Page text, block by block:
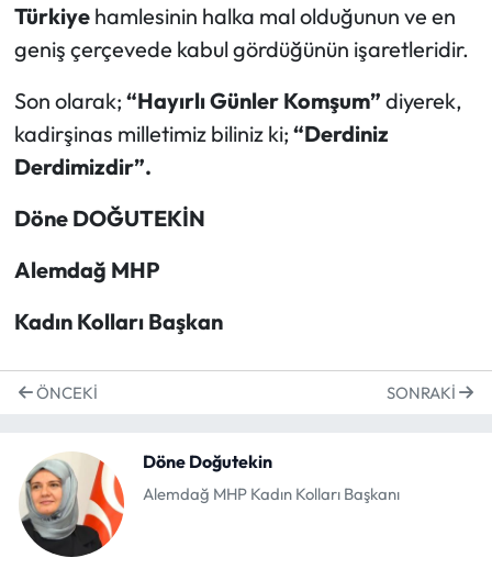
Türkiyehamlesinin halka mal olduğunun ve en
geniş çerçevede kabul gördüğünün işaretleridir.
Son olarak; “Hayırlı Günler Komşum” diyerek,
kadirşinas milletimiz biliniz ki; “Derdiniz
Derdimizdir”.
Döne DOĞUTEKİN
Alemdağ MHP
Kadın Kolları Başkan
ÖNCEKI SONRAKI
Döne Doğutekin
Alemdağ MHP Kadın Kolları Başkanı